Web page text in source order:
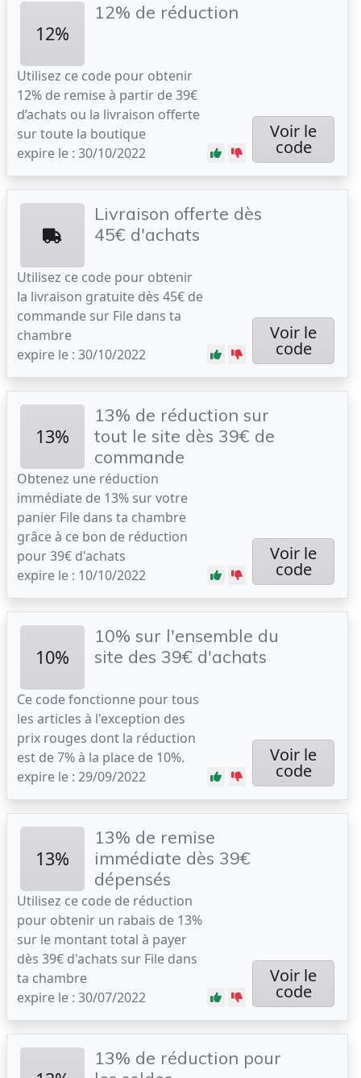
12%
12% de réduction
Utilisez ce code pour obtenir
12% de remise à partir de 39€
d’achats ou la livraison offerte
sur toute la boutique
expire le : 30/10/2022
Voir le
code
Livraison offerte dès
45€ d'achats
Utilisez ce code pour obtenir
la livraison gratuite dès 45€ de
commande sur File dans ta
chambre
expire le : 30/10/2022
Voir le
code
13%
13% de réduction sur
tout le site dès 39€ de
commande
Obtenez une réduction
immédiate de 13% sur votre
panier File dans ta chambre
grâce à ce bon de réduction
pour 39€ d'achats
expire le : 10/10/2022
Voir le
code
10%
10% sur l'ensemble du
site des 39€ d'achats
Ce code fonctionne pour tous
les articles à l'exception des
prix rouges dont la réduction
est de 7% à la place de 10%.
expire le : 29/09/2022
Voir le
code
13%
13% de remise
immédiate dès 39€
dépensés
Utilisez ce code de réduction
pour obtenir un rabais de 13%
sur le montant total à payer
dès 39€ d'achats sur File dans
ta chambre
expire le : 30/07/2022
Voir le
code
13% de réduction pour